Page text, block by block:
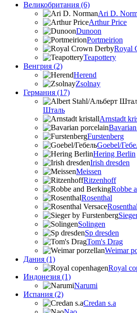
Великобритания (6)
Ari D.
Arthur Price
Dunoon
Portmeirion
Royal
Teapottery
Венгрия (2)
Herend
Zsolnay
Германия (17)
Шталь
Arnstadt
Furstenberg
Goebel/
Hering Berlin
Irish dresden
Meissen
Ritzenhoff
Robbe
Rosenthal
Solingen
Sp dresden
Tom's Drag
Weimar
Дания (1)
Royal
Индонезия (1)
Narumi
Испания (2)
Credan s.a